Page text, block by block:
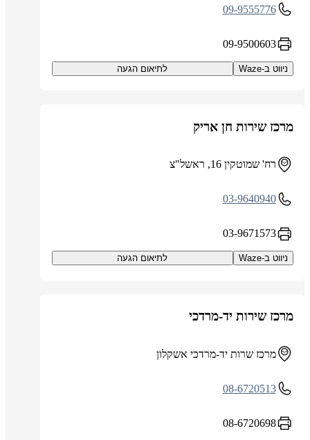
09-9555776
09-9500603
ניווט ב-Waze לתיאום הגעה
מרכז שירות חן אריק
רח' שמוטקין 16, ראשל"צ
03-9640940
03-9671573
ניווט ב-Waze לתיאום הגעה
מרכז שירות יד-מרדכי
מרכז שרות יד-מרדכי אשקלון
08-6720513
08-6720698